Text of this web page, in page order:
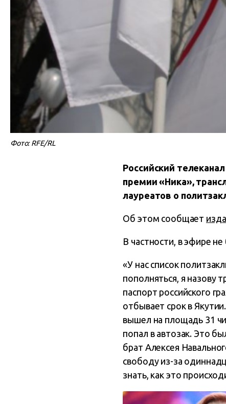
Фото: RFE/RL
Российский
премии «Ника»,
лауреатов о
Об этом сообщает
В частности, в эфире
«У нас список
пополняться, я назову
паспорт российского
отбывает срок в
вышел на площадь 31
попал в автозак. Это
брат Алексея
свободу из-за
знать, как это